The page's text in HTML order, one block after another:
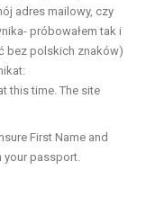
adres mailowy, czy
próbowałem tak i
bez polskich znaków)
this time. The site
First Name and
your passport.